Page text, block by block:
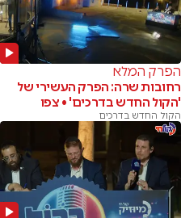
הפרק המלא
רחובות שרה: הפרק העשירי של
'הקול החדש בדרכים' • צפו
הקול החדש בדרכים